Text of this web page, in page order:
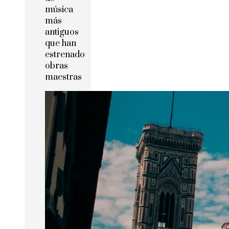
música
más
antiguos
que han
estrenado
obras
maestras